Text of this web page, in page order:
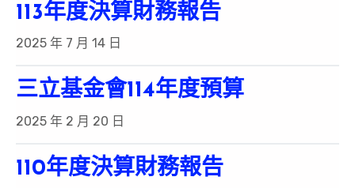
113年度決算財務報告
2025 年 7 月 14 日
三立基金會114年度預算
2025 年 2 月 20 日
110年度決算財務報告